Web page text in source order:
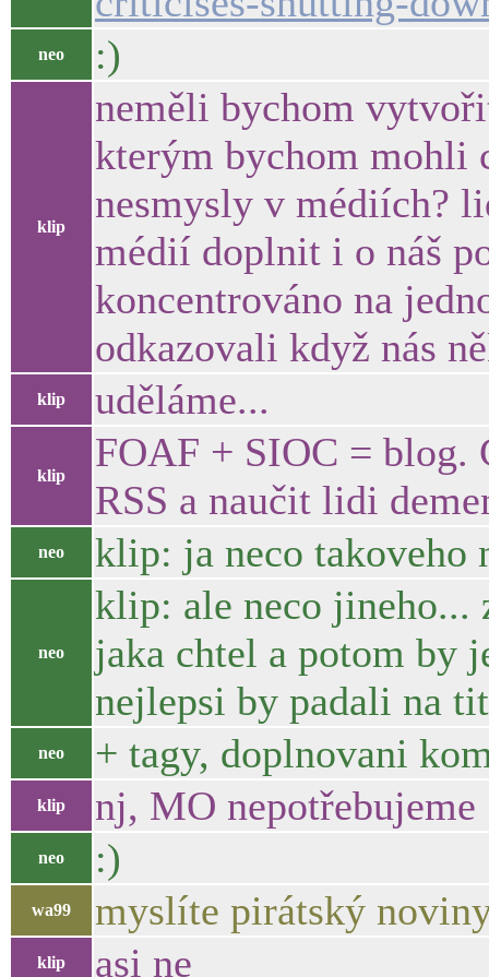
neo :)
klip
neměli bychom
kterým bychom mohli
nesmysly v médiích?
médií doplnit i o náš
koncentrováno na
odkazovali když nás
klip uděláme...
klip
FOAF + SIOC = blog.
RSS a naučit lidi
neo klip: ja neco takoveho
neo
klip: ale neco jineho...
jaka chtel a potom by
nejlepsi by padali na
neo + tagy, doplnovani
klip nj, MO nepotřebujeme
neo :)
wa99 myslíte pirátský
klip asi ne